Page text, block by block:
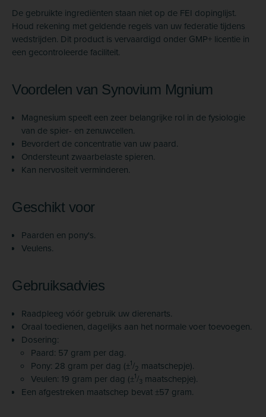
De gebruikte ingrediënten staan niet op de FEI dopinglijst.
Houd rekening met geldende regels van uw federatie tijdens
wedstrijden. Dit product is vervaardigd onder GMP+ licentie in
een gecontroleerde faciliteit.
Voordelen van Synovium Mgnium
Magnesium speelt een zeer belangrijke rol in de fysiologie
van de spier- en zenuwcellen.
Bevordert de concentratie van uw paard.
Ondersteunt zwaarbelaste spieren.
Kan nervositeit verminderen.
Geschikt voor
Paarden en pony's.
Veulens.
Gebruiksadvies
Raadpleeg vóór gebruik uw dierenarts.
Oraal toedienen, dagelijks aan het normale voer toevoegen.
Dosering:
Paard: 57 gram per dag.
Pony: 28 gram per dag (±1/2 maatschepje).
Veulen: 19 gram per dag (±1/3 maatschepje).
Een afgestreken maatschep bevat ±57 gram.